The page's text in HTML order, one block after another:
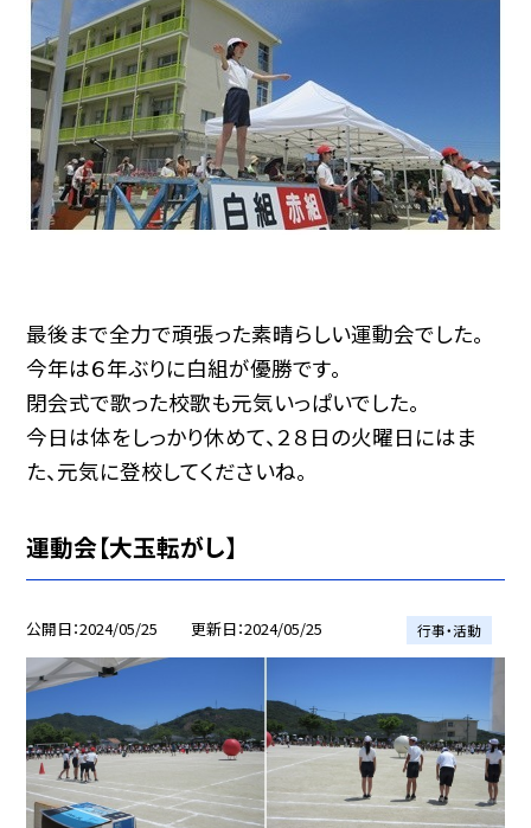
最後まで全力で頑張った素晴らしい運動会でした。
今年は６年ぶりに白組が優勝です。
閉会式で歌った校歌も元気いっぱいでした。
今日は体をしっかり休めて、２８日の火曜日にはま
た、元気に登校してくださいね。
運動会【大玉転がし】
公開日 2024/05/25 更新日 2024/05/25 行事・活動